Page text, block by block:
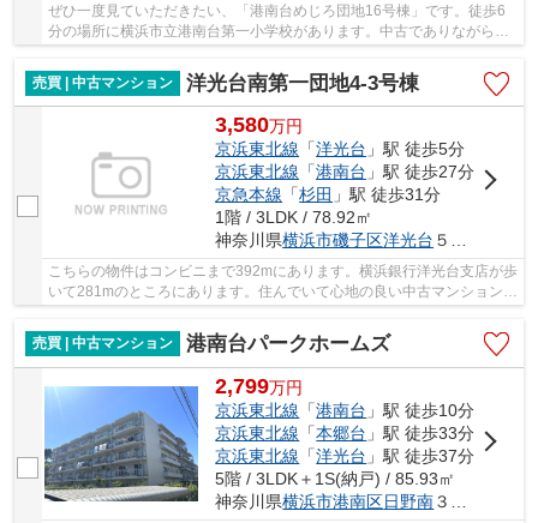
ぜひ一度見ていただきたい、「港南台めじろ団地16号棟」です。徒歩6
分の場所に横浜市立港南台第一小学校があります。中古でありながら、
綺麗で機能的な設備のあるマンションです。不動...
売買 | 中古マンション
洋光台南第一団地4-3号棟
3,580万円
京浜東北線 「洋光台 」駅 徒歩5分
京浜東北線 「港南台 」駅 徒歩27分
京急本線 「杉田 」駅 徒歩31分
1階 / 3LDK / 78.92㎡
神奈川県横浜市磯子区洋光台 ５丁目4-3
こちらの物件はコンビニまで392mにあります。横浜銀行洋光台支店が歩
いて281mのところにあります。住んでいて心地の良い中古マンションで
売買 | 中古マンション
港南台パークホームズ
2,799万円
京浜東北線 「港南台 」駅 徒歩10分
京浜東北線 「本郷台 」駅 徒歩33分
京浜東北線 「洋光台 」駅 徒歩37分
5階 / 3LDK＋1S(納戸) / 85.93㎡
神奈川県横浜市港南区日野南３丁目6-5